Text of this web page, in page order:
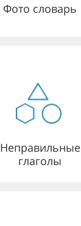
Фото словарь
Неправильные
глаголы